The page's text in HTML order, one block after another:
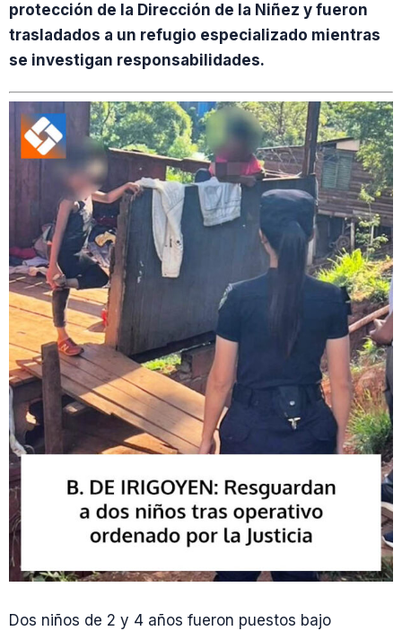
protección de la Dirección de la Niñez y fueron
trasladados a un refugio especializado mientras
se investigan responsabilidades.
Dos niños de 2 y 4 años fueron puestos bajo